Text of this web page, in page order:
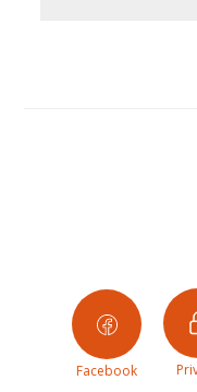
Facebook